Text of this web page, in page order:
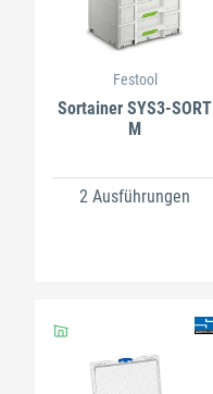
Festool
Sortainer SYS3-SORT
M
2 Ausführungen